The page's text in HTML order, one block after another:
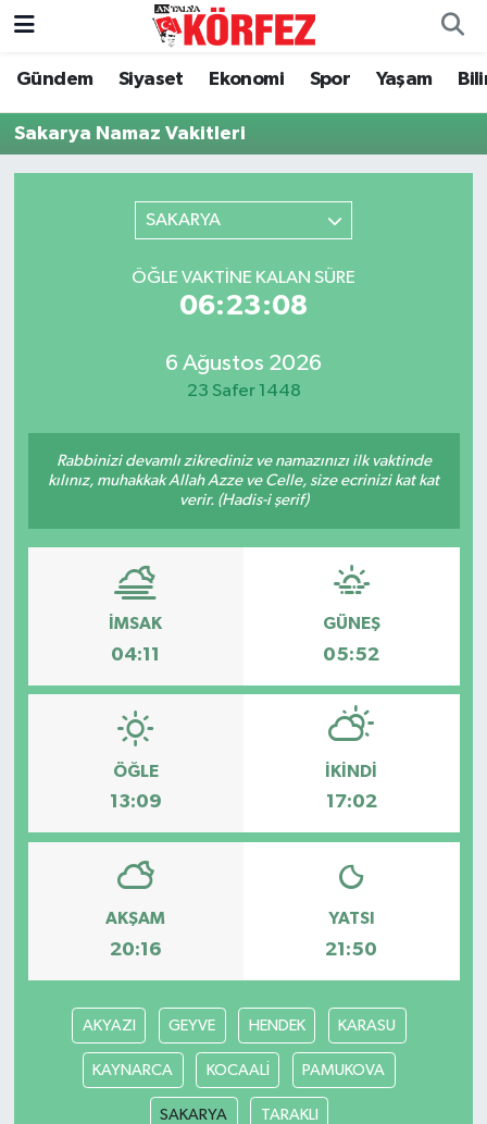
Gündem Siyaset Ekonomi Spor Yaşam
Sakarya Namaz Vakitleri
SAKARYA
ÖĞLE VAKTINE KALAN SÜRE
06:23:08
6 Ağustos 2026
23 Safer 1448
Rabbinizi devamlı zikrediniz ve namazınızı ilk vaktinde
kılınız, muhakkak Allah Azze ve Celle, size ecrinizi kat kat
verir. (Hadis-i şerif)
İMSAK
04:11
GÜNEŞ
05:52
ÖĞLE
13:09
İKINDI
17:02
AKŞAM
20:16
YATSI
21:50
AKYAZI GEYVE HENDEK KARASU
KAYNARCA KOCAALİ PAMUKOVA
SAKARYA TARAKLI
Gündem
Siyaset
Dünya
Eğitim
Turizm
Kültür ve Sanat
Sivil Toplum
Tarım
Güvenlik
Resmi İlanlar
Nöbetçi Eczaneler
Hava Durumu
Tüm Manşetler
Son Dakika Haberleri